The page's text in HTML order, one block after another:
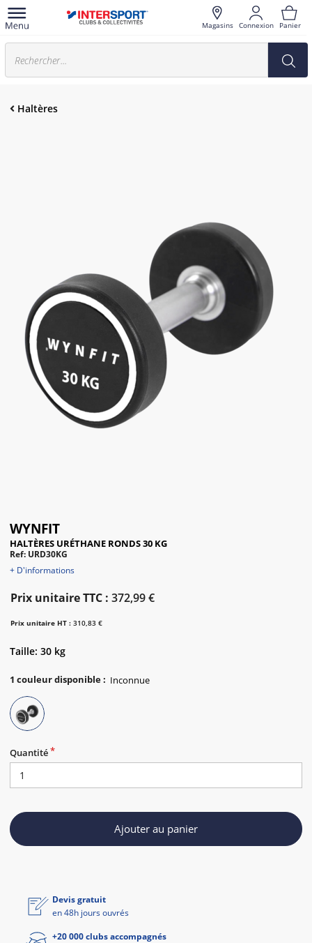
Magasins Connexion Panier
Haltères
WYNFIT
HALTÈRES URÉTHANE RONDS 30 KG
Ref: URD30KG
+ D'informations
Prix unitaire TTC : 372,99 €
Prix unitaire HT : 310,83 €
Taille: 30 kg
1 couleur disponible:
Quantité
Ajouter au panier
Devis gratuit
en 48h jours ouvrés
+20 000 clubs accompagnés